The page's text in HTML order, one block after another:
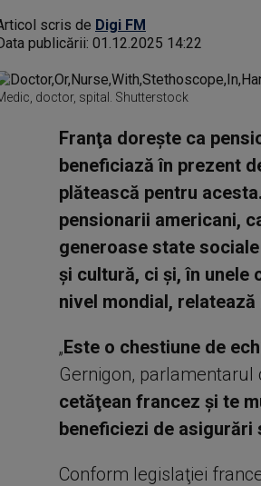
scris de Digi FM
publicării: 01.12.2025 14:22
doctor, spital. Shutterstock
Franţa doreşte ca
beneficiază în prezent
plătească pentru
pensionarii americani,
generoase state
şi cultură, ci şi, în unele
nivel mondial, relatează
„Este o chestiune de
Gernigon,
cetăţean francez şi te
beneficiezi de asigurări
Conform legislaţiei